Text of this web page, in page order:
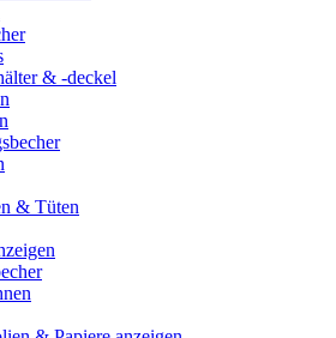
& -deckel
& Tüten